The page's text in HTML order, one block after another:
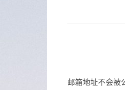
邮箱地址不会被